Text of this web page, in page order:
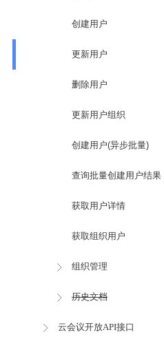
创建用户
更新用户
删除用户
更新用户组织
创建用户(异步批量)
查询批量创建用户结果
获取用户详情
获取组织用户
组织管理
历史文档
云会议开放API接口